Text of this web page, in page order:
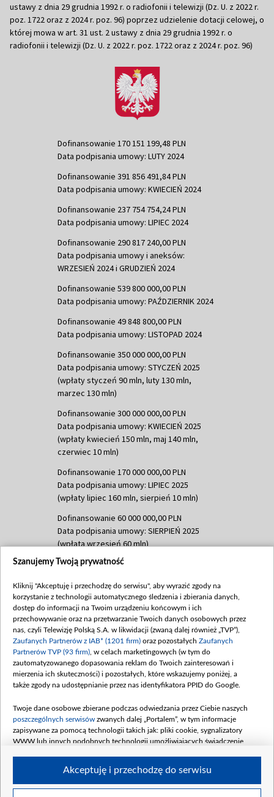
ustawy z dnia 29 grudnia 1992 r. o radiofonii i telewizji (Dz. U. z 2022 r.
poz. 1722 oraz z 2024 r. poz. 96) poprzez udzielenie dotacji celowej, o
której mowa w art. 31 ust. 2 ustawy z dnia 29 grudnia 1992 r. o
radiofonii i telewizji (Dz. U. z 2022 r. poz. 1722 oraz z 2024 r. poz. 96)
Dofinansowanie 170 151 199,48 PLN
Data podpisania umowy: LUTY 2024
Dofinansowanie 391 856 491,84 PLN
Data podpisania umowy: KWIECIEŃ 2024
Dofinansowanie 237 754 754,24 PLN
Data podpisania umowy: LIPIEC 2024
Dofinansowanie 290 817 240,00 PLN
Data podpisania umowy i aneksów:
WRZESIEŃ 2024 i GRUDZIEŃ 2024
Dofinansowanie 539 800 000,00 PLN
Data podpisania umowy: PAŹDZIERNIK 2024
Dofinansowanie 49 848 800,00 PLN
Data podpisania umowy: LISTOPAD 2024
Dofinansowanie 350 000 000,00 PLN
Data podpisania umowy: STYCZEŃ 2025
(wpłaty styczeń 90 mln, luty 130 mln,
marzec 130 mln)
Dofinansowanie 300 000 000,00 PLN
Data podpisania umowy: KWIECIEŃ 2025
(wpłaty kwiecień 150 mln, maj 140 mln,
czerwiec 10 mln)
Dofinansowanie 170 000 000,00 PLN
Data podpisania umowy: LIPIEC 2025
(wpłaty lipiec 160 mln, sierpień 10 mln)
Dofinansowanie 60 000 000,00 PLN
Data podpisania umowy: SIERPIEŃ 2025
(wpłata wrzesień 60 mln)
Dofinansowanie 635 783 051,21 PLN
(wpłata wrzesień 100 mln, październik 350
mln, listopad 265 mln)
Dofinansowanie 48 862 000,00 PLN
Data podpisania umowy: GRUDZIEŃ 2025
(wpłata grudzień 60,548 mln)
Dofinansowanie 900 000 000,00 PLN
Data podpisania umowy: LUTY 2026 (wpłata
kwiecień 180 mln, 7 maja 180 mln, 8
czerwca 90 mln)
Dofinansowanie 250 000 000,00 PLN
4 sierpnia 250 mln
Szanujemy Twoją prywatność
Kliknij "Akceptuję i przechodzę do serwisu", aby wyrazić zgody na
korzystanie z technologii automatycznego śledzenia i zbierania danych,
dostęp do informacji na Twoim urządzeniu końcowym i ich
przechowywanie oraz na przetwarzanie Twoich danych osobowych przez
nas, czyli Telewizję Polską S.A. w likwidacji (zwaną dalej również „TVP”),
Zaufanych Partnerów z IAB* (1201 firm) oraz pozostałych Zaufanych
Partnerów TVP (93 firm) , w celach marketingowych (w tym do
zautomatyzowanego dopasowania reklam do Twoich zainteresowań i
mierzenia ich skuteczności) i pozostałych, które wskazujemy poniżej, a
także zgody na udostępnianie przez nas identyfikatora PPID do Google.
Twoje dane osobowe zbierane podczas odwiedzania przez Ciebie naszych
poszczególnych serwisów zwanych dalej „Portalem”, w tym informacje
zapisywane za pomocą technologii takich jak: pliki cookie, sygnalizatory
WWW lub innych podobnych technologii umożliwiających świadczenie
Akceptuję i przechodzę do serwisu